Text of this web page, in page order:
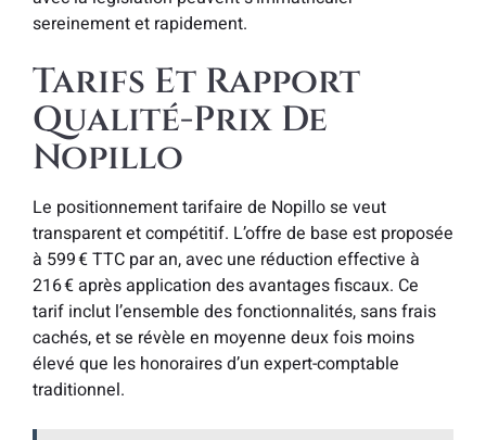
sereinement et rapidement.
Tarifs Et Rapport
Qualité-Prix De
Nopillo
Le positionnement tarifaire de Nopillo se veut
transparent et compétitif. L’offre de base est proposée
à 599 € TTC par an, avec une réduction effective à
216 € après application des avantages fiscaux. Ce
tarif inclut l’ensemble des fonctionnalités, sans frais
cachés, et se révèle en moyenne deux fois moins
élevé que les honoraires d’un expert-comptable
traditionnel.